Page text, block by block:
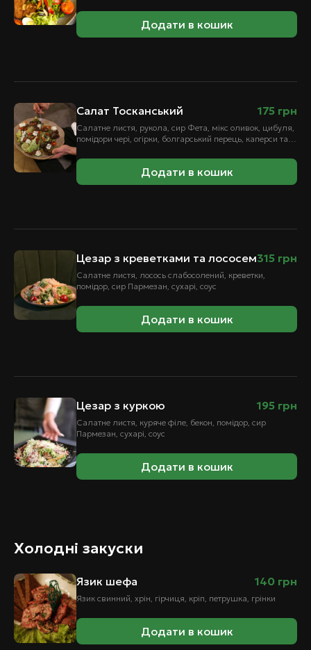
Додати в кошик
Салат Тосканський 175 грн
Салатне листя, рукола, сир Фета, мікс оливок, цибуля,
помідори чері, огірки, болгарський перець, каперси та
Додати в кошик
Цезар з креветками та лососем315 грн
Салатне листя, лосось слабосолений, креветки,
помідор, сир Пармезан, сухарі, соус
Додати в кошик
Цезар з куркою 195 грн
Салатне листя, куряче філе, бекон, помідор, сир
Пармезан, сухарі, соус
Додати в кошик
Холодні закуски
Язик шефа 140 грн
Язик свинний, хрін, гірчиця, кріп, петрушка, грінки
Додати в кошик